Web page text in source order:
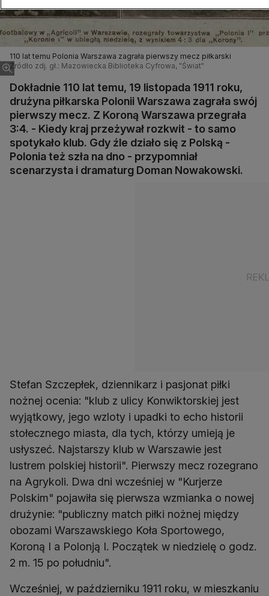
110 lat temu Polonia Warszawa zagrała pierwszy mecz piłkarski
Źródło zdj. gł.: Mazowiecka Biblioteka Cyfrowa, "Świat"
Dokładnie 110 lat temu, 19 listopada 1911 roku,
drużyna piłkarska Polonii Warszawa zagrała swój
pierwszy mecz. Z Koroną Warszawa przegrała
3:4. - Kiedy kraj przeżywał rozkwit - to samo
spotykało klub. Gdy źle działo się z Polską -
Polonia też szła na dno - przypomniał
scenarzysta i dramaturg Doman Nowakowski.
Stefan Szczepłek, dziennikarz i pasjonat piłki
nożnej ocenia: "klub z ulicy Konwiktorskiej jest
wyjątkowy, jego wzloty i upadki to echo historii
stołecznego miasta, dla tych, którzy umieją je
usłyszeć. Najstarszy klub w Warszawie jest
lustrem polskiej historii". Pierwszy mecz rozegrano
na Agrykoli. Dwa dni wcześniej w "Kurjerze
Polskim" pojawiła się pierwsza wzmianka o nowej
drużynie: "publiczny match piłki nożnej między
obozami Warszawskiego Koła Sportowego,
Koroną I a Polonją I. Początek w niedzielę o godz.
2 m. 15 po południu".
Wcześniej, w październiku 1911 roku, w mieszkaniu